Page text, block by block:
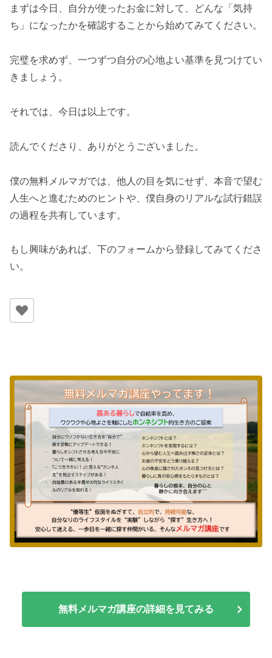
まずは今日、自分が使ったお金に対して、どんな「気持
ち」になったかを確認することから始めてみてください。
完璧を求めず、一つずつ自分の心地よい基準を見つけてい
きましょう。
それでは、今日は以上です。
読んでくださり、ありがとうございました。
僕の無料メルマガでは、他人の目を気にせず、本音で望む
人生へと進むためのヒントや、僕自身のリアルな試行錯誤
の過程を共有しています。
もし興味があれば、下のフォームから登録してみてくださ
い。
無料メルマガ講座の詳細を見てみる